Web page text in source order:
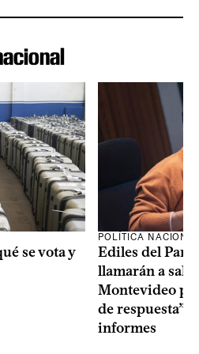
se vota y
POLÍTICA
Ediles del
llamarán a sala
Montevideo
de respuesta”
informes